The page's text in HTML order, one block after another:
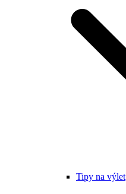
Tipy na výlet